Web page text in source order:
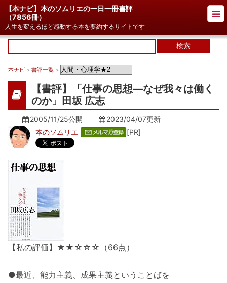
【本ナビ】本のソムリエの一日一冊書評
（7856冊）
人生を変えるほど感動する本を要約するサイトです
本ナビ > 書評一覧 >
【書評】「仕事の思想―なぜ我々は働く
のか」田坂 広志
2005/11/25公開 2023/04/07更新
本のソムリエ
[PR]
【私の評価】★★☆☆☆（66点）
●最近、能力主義、成果主義ということばを